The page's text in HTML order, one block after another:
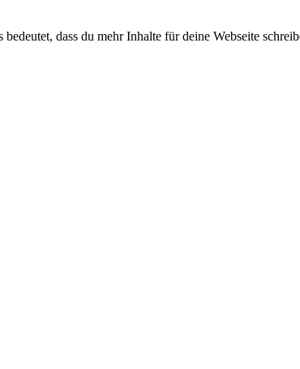
dass du mehr Inhalte für deine Webseite